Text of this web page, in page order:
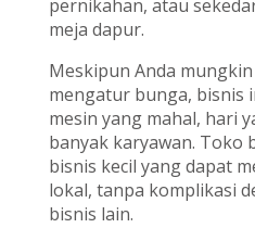
pernikahan, atau
meja dapur.
Meskipun Anda
mengatur bunga, bisnis
mesin yang mahal, hari
banyak karyawan. Toko
bisnis kecil yang dapat
lokal, tanpa komplikasi
bisnis lain.